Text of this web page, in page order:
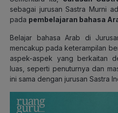
sebagai jurusan Sastra Murni
pada pembelajaran bahasa
Belajar bahasa Arab di
mencakup pada keterampilan
aspek-aspek yang berkaitan
luas, seperti penuturnya dan
ini sama dengan jurusan Sastra